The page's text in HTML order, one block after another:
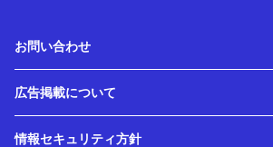
お問い合わせ
広告掲載について
情報セキュリティ方針